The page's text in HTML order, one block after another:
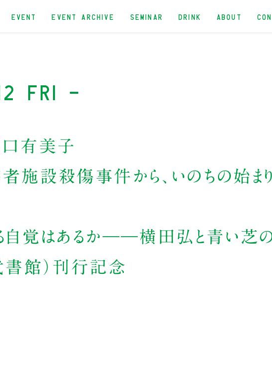
EVENT EVENT ARCHIVE SEMINAR DRINK ABOUT
Fri -
有美子
施設殺傷事件から、いのちの始ま
る自覚はあるか――横田弘と青い芝
書館）刊行記念